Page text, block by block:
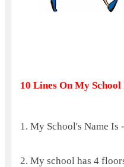
10 Lines On My
1. My School's Name
2. My school has 4